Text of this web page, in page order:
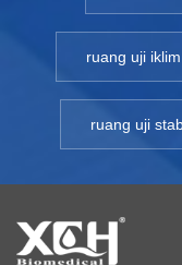
ruang uji iklim
ruang uji